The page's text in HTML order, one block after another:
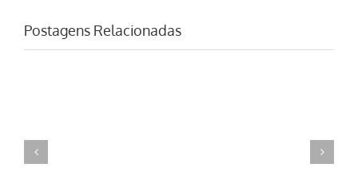
Postagens Relacionadas